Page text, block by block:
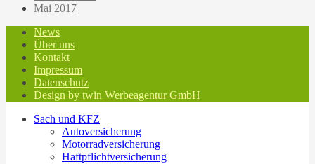
Mai 2017
News
Über uns
Kontakt
Impressum
Datenschutz
Design by twin Werbeagentur GmbH
Sach und KFZ
Autoversicherung
Motorradversicherung
Haftpflichtversicherung